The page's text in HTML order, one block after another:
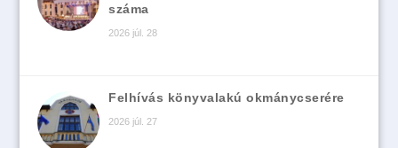
száma
2026 júl. 28
Felhívás könyvalakú okmánycserére
2026 júl. 27